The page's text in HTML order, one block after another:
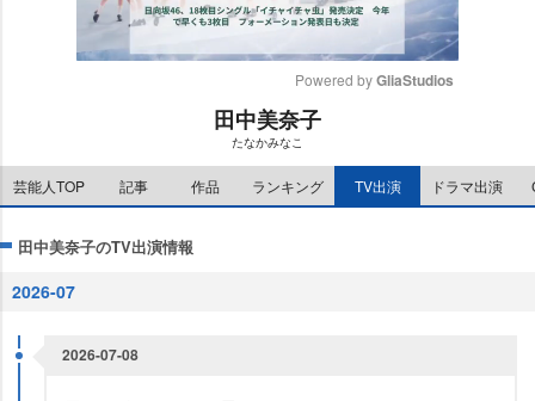
e
Powered by GliaStudios
田中美奈子
たなかみなこ
芸能人TOP 記事 作品 ランキング TV出演 ドラマ出演
田中美奈子のTV出演情報
2026-07
2026-07-08